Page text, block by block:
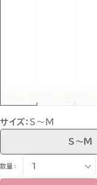
サイズ：S〜M
S〜M
数量：